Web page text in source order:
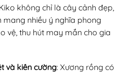
không chỉ là cây cảnh đẹp,
nhiều ý nghĩa phong
vệ, thu hút may mắn cho gia
và kiên cường: Xương rồng có